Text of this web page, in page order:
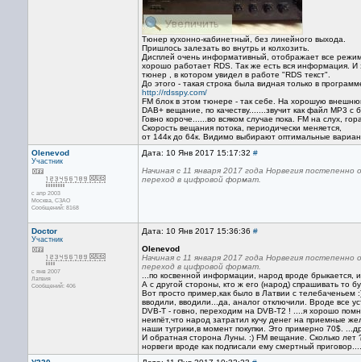
Тюнер кухонно-кабинетный, без линейного выхода.
Пришлось залезать во внутрь и колхозить.
Дисплей очень информативный, отображает все
хорошо работает RDS. Так же есть вся информация. И
тюнер , в котором увидел в работе "RDS текст".
До этого - такая строка была видная только в
http://rdsspy.com/
FM блок в этом тюнере - так себе. На хорошую
DAB+ вещание, по качеству.......звучит как файл МР3 с
Говно короче......во всяком случае пока. FM на слух,
Скорость вещания потока, периодически меняется,
от 144к до 64к. Видимо выбирают оптимальные
Olenevod
Участник
с апр 2003
Москва, СЗАО
Сообщений: 8168
Дата: 10 Янв 2017 15:17:32 #
Начиная с 11 января 2017 года Норвегия
переход в цифровой формат.
Doctor
Участник
с янв 2007
Латвия
Сообщений: 406
Дата: 10 Янв 2017 15:36:36 #
Olenevod
Начиная с 11 января 2017 года Норвегия
переход в цифровой формат.
...по косвенной информации, народ вроде брыкается,
А с другой стороны, кто ж его (народ) спрашивать то
Вот просто пример,как было в Латвии с телебаченьем
вводили, вводили...да, аналог отключили. Вроде все
DVB-T - говно, переходим на DVB-T2 ! ....я хорошо
неипёт,что народ затратил кучу денег на приемные
наши тугрики,в момент покупки. Это примерно 70$.
И обратная сторона Луны. :) FM вещание. Сколько
норвеги вроде как подписали ему смертный